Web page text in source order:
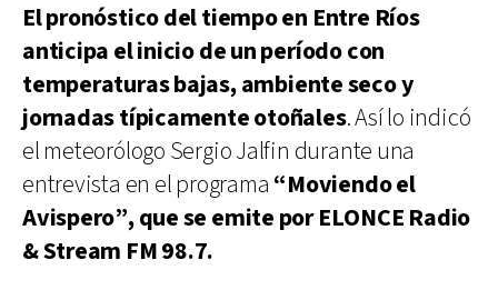
El pronóstico del tiempo en Entre Ríos
anticipa el inicio de un período con
temperaturas bajas, ambiente seco y
jornadas típicamente otoñales. Así lo indicó
el meteorólogo Sergio Jalfin durante una
entrevista en el programa “Moviendo el
Avispero”, que se emite por ELONCE Radio
& Stream FM 98.7.